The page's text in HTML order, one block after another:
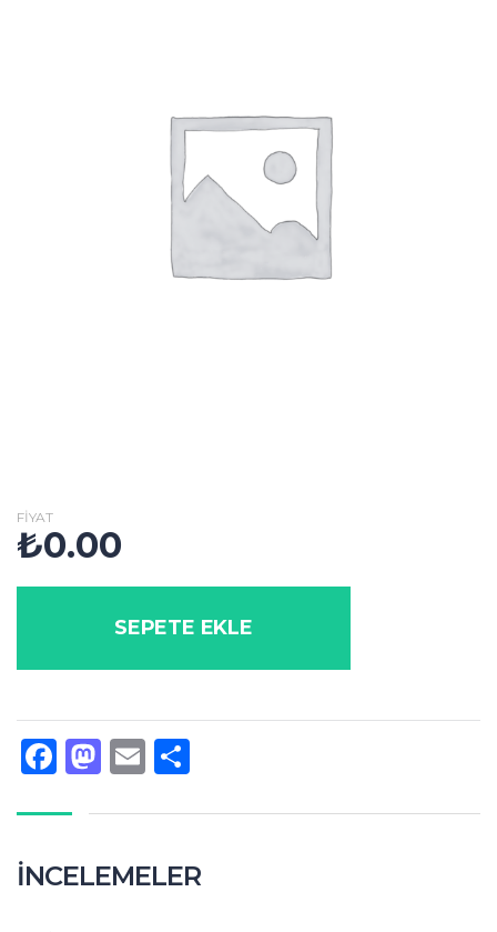
FIYAT
₺0.00
SEPETE EKLE
Facebook
Mastodon
Email
İNCELEMELER